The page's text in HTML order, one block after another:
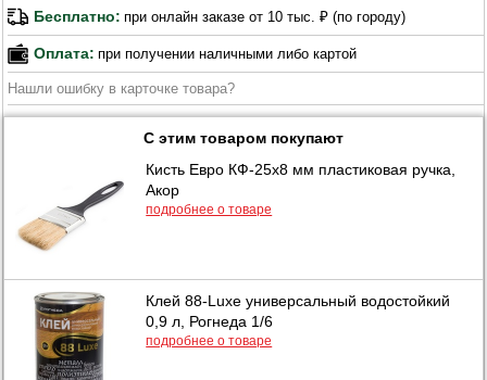
Бесплатно: при онлайн заказе от 10 тыс. ₽ (по городу)
Оплата: при получении наличными либо картой
Нашли ошибку в карточке товара?
С этим товаром покупают
Кисть Евро КФ-25х8 мм пластиковая ручка,
Акор
подробнее о товаре
Клей 88-Luxe универсальный водостойкий
0,9 л, Рогнеда 1/6
подробнее о товаре